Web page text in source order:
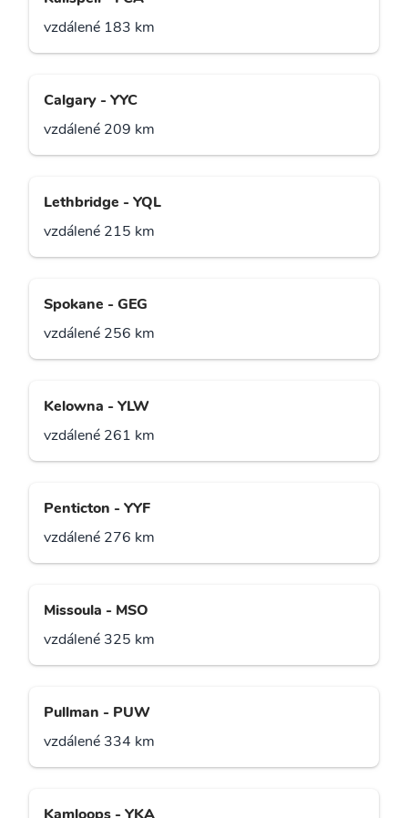
vzdálené 183 km
Calgary - YYC
vzdálené 209 km
Lethbridge - YQL
vzdálené 215 km
Spokane - GEG
vzdálené 256 km
Kelowna - YLW
vzdálené 261 km
Penticton - YYF
vzdálené 276 km
Missoula - MSO
vzdálené 325 km
Pullman - PUW
vzdálené 334 km